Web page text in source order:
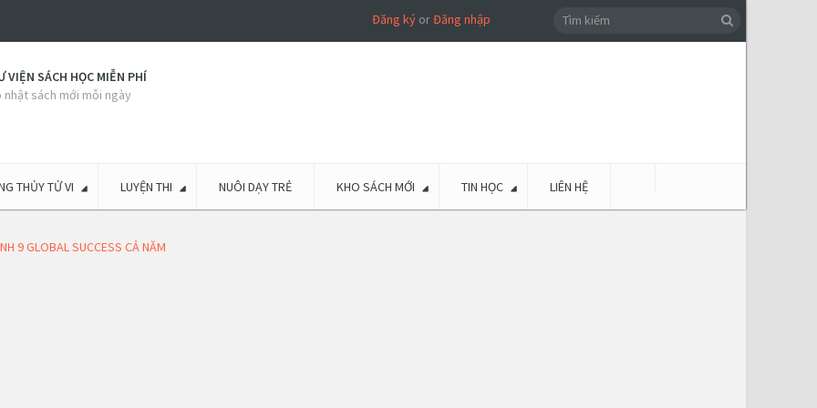
Đăng kýorĐăng nhập
VIỆN SÁCH HỌC MIỄN PHÍ
nhật sách mới mỗi ngày
THỦY TỬ VI LUYỆN THI NUÔI DẠY TRẺ KHO SÁCH MỚI TIN HỌC LIÊN HỆ
9 GLOBAL SUCCESS CẢ NĂM